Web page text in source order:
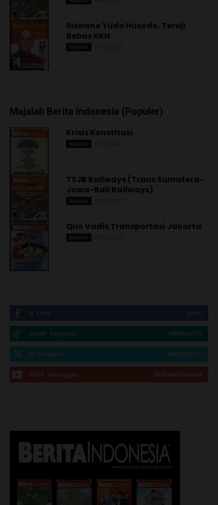
Siswono Yudo Husodo, Teruji
Bebas KKN
Majalah
Majalah Berita Indonesia (Populer)
Krisis Konstitusi
Majalah
TSJB Railways (Trans Sumatera-
Jawa-Bali Railways)
Majalah
Quo Vadis Transportasi Jakarta
Majalah
50,300 Pengikut MENGIKUTI
0 Pengikut MENGIKUTI